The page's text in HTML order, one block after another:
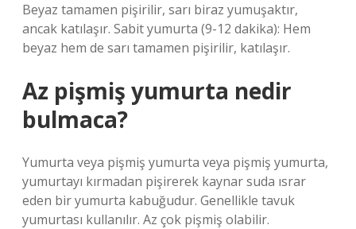
Beyaz tamamen pişirilir, sarı biraz yumuşaktır,
ancak katılaşır. Sabit yumurta (9-12 dakika): Hem
beyaz hem de sarı tamamen pişirilir, katılaşır.
Az pişmiş yumurta nedir
bulmaca?
Yumurta veya pişmiş yumurta veya pişmiş yumurta,
yumurtayı kırmadan pişirerek kaynar suda ısrar
eden bir yumurta kabuğudur. Genellikle tavuk
yumurtası kullanılır. Az çok pişmiş olabilir.